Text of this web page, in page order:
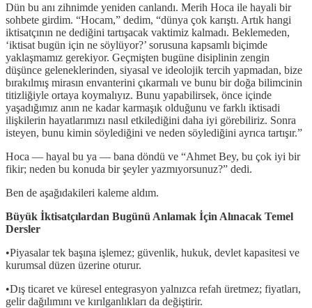
Dün bu anı zihnimde yeniden canlandı. Merih Hoca ile hayali bir
sohbete girdim. “Hocam,” dedim, “dünya çok karıştı. Artık hangi
iktisatçının ne dediğini tartışacak vaktimiz kalmadı. Beklemeden,
‘iktisat bugün için ne söylüyor?’ sorusuna kapsamlı biçimde
yaklaşmamız gerekiyor. Geçmişten bugüne disiplinin zengin
düşünce geleneklerinden, siyasal ve ideolojik tercih yapmadan, bize
bırakılmış mirasın envanterini çıkarmalı ve bunu bir doğa bilimcinin
titizliğiyle ortaya koymalıyız. Bunu yapabilirsek, önce içinde
yaşadığımız anın ne kadar karmaşık olduğunu ve farklı iktisadi
ilişkilerin hayatlarımızı nasıl etkilediğini daha iyi görebiliriz. Sonra
isteyen, bunu kimin söylediğini ve neden söylediğini ayrıca tartışır.”
Hoca — hayal bu ya — bana döndü ve “Ahmet Bey, bu çok iyi bir
fikir; neden bu konuda bir şeyler yazmıyorsunuz?” dedi.
Ben de aşağıdakileri kaleme aldım.
Büyük İktisatçılardan Bugünü Anlamak İçin Alınacak Temel
Dersler
•Piyasalar tek başına işlemez; güvenlik, hukuk, devlet kapasitesi ve
kurumsal düzen üzerine oturur.
•Dış ticaret ve küresel entegrasyon yalnızca refah üretmez; fiyatları,
gelir dağılımını ve kırılganlıkları da değiştirir.